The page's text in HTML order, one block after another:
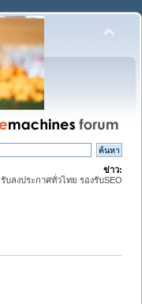
ข่าว:
รับลงประกาศทั่วไทย รองรับSEO